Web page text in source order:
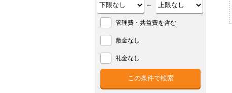
～
管理費・共益費を含む
敷金なし
礼金なし